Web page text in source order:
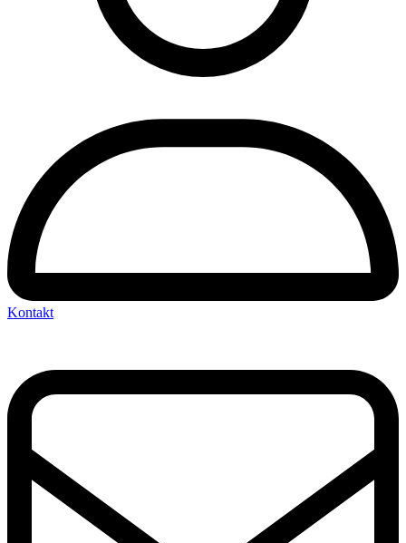
Kontakt